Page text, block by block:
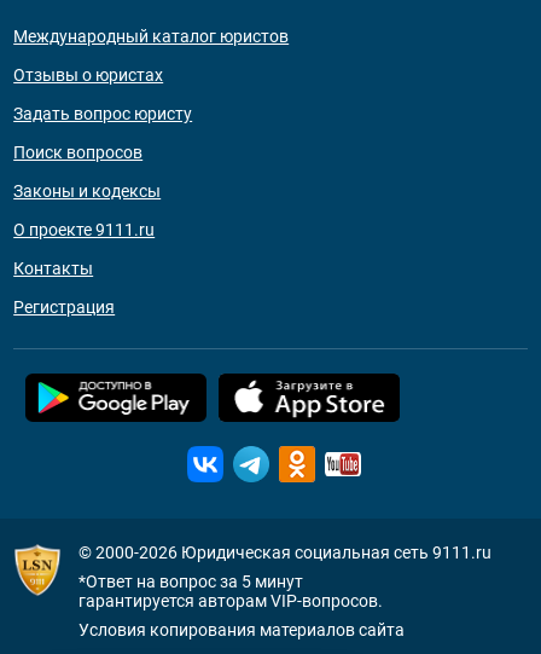
Международный каталог юристов
Отзывы о юристах
Задать вопрос юристу
Поиск вопросов
Законы и кодексы
О проекте 9111.ru
Контакты
Регистрация
© 2000-2026 Юридическая социальная сеть 9111.ru
*Ответ на вопрос за 5 минут
гарантируется авторам VIP-вопросов.
Условия копирования материалов сайта